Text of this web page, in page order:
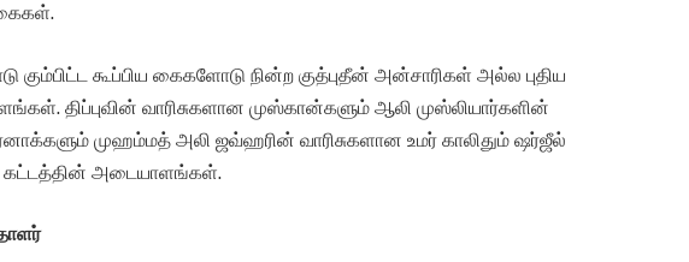
கும்பிட்ட கூப்பிய கைகளோடு நின்ற குத்புதீன் அன்சாரிகள் அல்ல புதிய
திப்புவின் வாரிசுகளான முஸ்கான்களும் ஆலி முஸ்லியார்களின்
முஹம்மத் அலி ஜவ்ஹரின் வாரிசுகளான உமர் காலிதும் ஷர்ஜீல்
கட்டத்தின் அடையாளங்கள்.